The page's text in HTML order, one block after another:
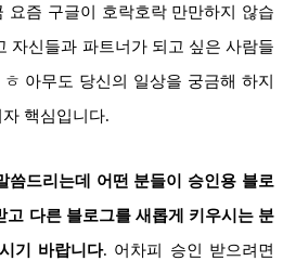
요즘 구글이 호락호락 만만하지 않습
자신들과 파트너가 되고 싶은 사람들
아무도 당신의 일상을 궁금해 하지
핵심입니다.
씀드리는데 어떤 분들이 승인용 블로
고 다른 블로그를 새롭게 키우시는 분
기 바랍니다. 어차피 승인 받으려면